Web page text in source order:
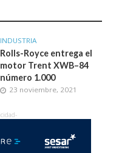
INDUSTRIA
Rolls-Royce entrega el
motor Trent XWB–84
número 1.000
23 noviembre, 2021